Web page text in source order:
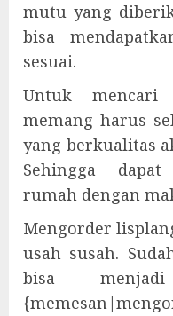
mutu yang
bisa
sesuai.
Untuk
memang harus
yang berkualitas
Sehingga
rumah dengan
Mengorder
usah susah.
bisa